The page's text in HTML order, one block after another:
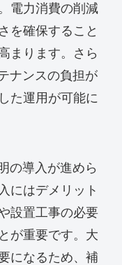
電力消費の削減
を確保すること
まります。さら
ナンスの負担が
た運用が可能に
の導入が進めら
にはデメリット
設置工事の必要
が重要です。大
になるため、補